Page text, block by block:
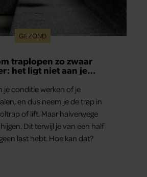
GEZOND
traplopen zo zwaar
het ligt niet aan je
je conditie werken of je
en dus neem je de trap in
of lift. Maar halverwege
Dit terwijl je van een half
last hebt. Hoe kan dat?